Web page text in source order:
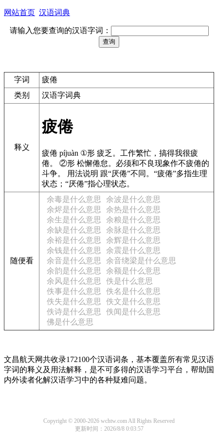
网站首页 汉语词典
请输入您要查询的汉语字词：
字词
疲倦
类别
汉语字词典
释义
疲倦
疲倦 píjuàn ①形 疲乏。工作繁忙，搞得我很疲
倦。 ②形 松懈倦怠。必须和不良现象作不疲倦的
斗争。 用法说明 跟“厌倦”不同。“疲倦”多指生理
状态；“厌倦”指心理状态。
随便看
余毒是什么意思
余波是什么意思
余烬是什么意思
余热是什么意思
余生是什么意思
余粮是什么意思
余缺是什么意思
余脉是什么意思
余裕是什么意思
余辉是什么意思
余钱是什么意思
余震是什么意思
余音是什么意思
余音绕梁是什么意思
余韵是什么意思
余额是什么意思
余风是什么意思
佚是什么意思
佚事是什么意思
佚名是什么意思
佚失是什么意思
佚文是什么意思
佚诗是什么意思
佚闻是什么意思
佛是什么意思
文昌航天网共收录172100个汉语词条，基本覆盖所有常见汉语
字词的释义及用法解释，是不可多得的汉语学习平台，帮助国
内外读者化解汉语学习中的各种疑难问题。
Copyright © 2000-2026 wchtw.com All Rights Reserved
更新时间：2026/8/8 0:03:57